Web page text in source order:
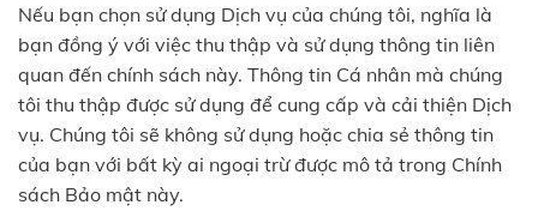
Nếu bạn chọn sử dụng Dịch vụ của chúng tôi, nghĩa là
bạn đồng ý với việc thu thập và sử dụng thông tin liên
quan đến chính sách này. Thông tin Cá nhân mà chúng
tôi thu thập được sử dụng để cung cấp và cải thiện Dịch
vụ. Chúng tôi sẽ không sử dụng hoặc chia sẻ thông tin
của bạn với bất kỳ ai ngoại trừ được mô tả trong Chính
sách Bảo mật này.